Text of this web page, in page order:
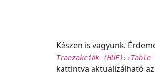
Készen is vagyunk.
Tranzakciók (HUF) ::Table
kattintva aktualizálható